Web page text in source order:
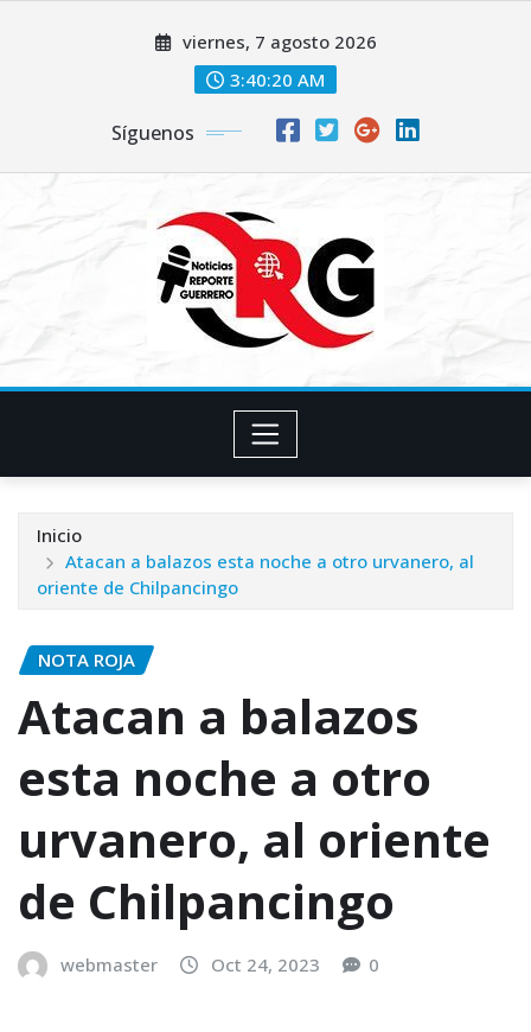
viernes, 7 agosto 2026
3:40:22 AM
Síguenos
Inicio
Atacan a balazos esta noche a otro urvanero, al
oriente de Chilpancingo
NOTA ROJA
Atacan a balazos
esta noche a otro
urvanero, al oriente
de Chilpancingo
webmaster Oct 24, 2023 0